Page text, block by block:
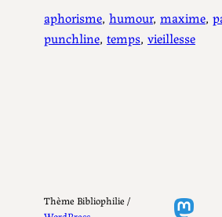
aphorisme, humour, maxime,
punchline, temps, vieillesse
Thème Bibliophilie /